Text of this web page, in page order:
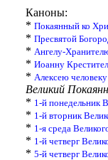
Каноны:
* Покаянный ко
* Пресвятой
* Ангелу-
* Иоанну
* Алексею
Великий
* 1-й понедельник
* 1-й вторник
* 1-я среда
* 1-й четверг
* 5-й четверг